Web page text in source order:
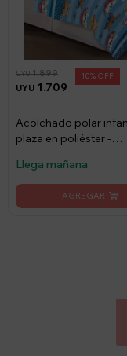
UYU 1.709
UYU1.899 10
Acolchado polar
plaza en poliéster -
Llega mañana